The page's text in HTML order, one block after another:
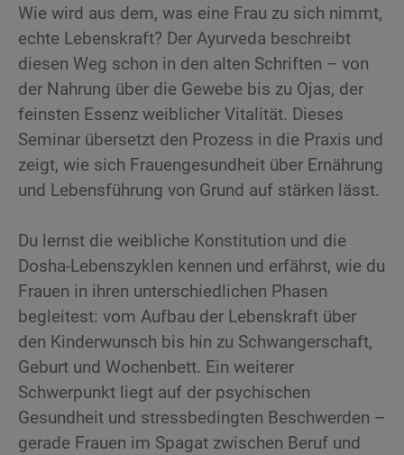
Wie wird aus dem, was eine Frau zu sich nimmt,
echte Lebenskraft? Der Ayurveda beschreibt
diesen Weg schon in den alten Schriften – von
der Nahrung über die Gewebe bis zu Ojas, der
feinsten Essenz weiblicher Vitalität. Dieses
Seminar übersetzt den Prozess in die Praxis und
zeigt, wie sich Frauengesundheit über Ernährung
und Lebensführung von Grund auf stärken lässt.
Du lernst die weibliche Konstitution und die
Dosha-Lebenszyklen kennen und erfährst, wie du
Frauen in ihren unterschiedlichen Phasen
begleitest: vom Aufbau der Lebenskraft über
den Kinderwunsch bis hin zu Schwangerschaft,
Geburt und Wochenbett. Ein weiterer
Schwerpunkt liegt auf der psychischen
Gesundheit und stressbedingten Beschwerden –
gerade Frauen im Spagat zwischen Beruf und